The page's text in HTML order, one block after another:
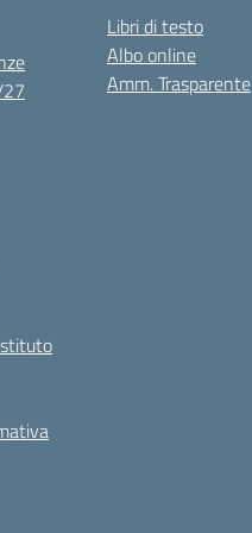
Libri di testo
Albo online
Amm. Trasparente